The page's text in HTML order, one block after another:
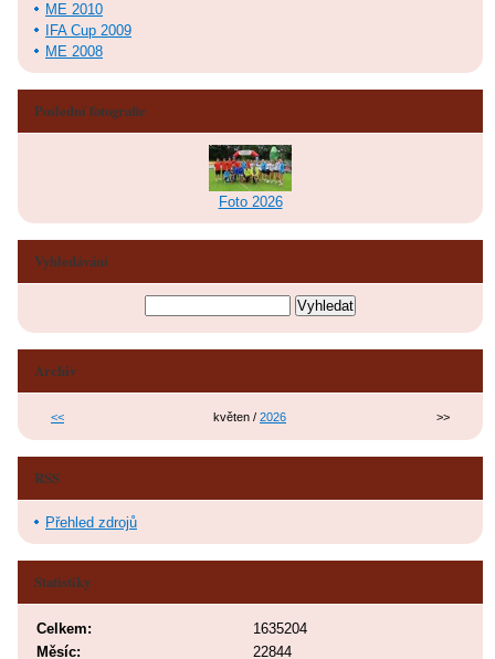
ME 2010
IFA Cup 2009
ME 2008
Poslední fotografie
Foto 2026
Vyhledávání
Archiv
<< květen / 2026 >>
RSS
Přehled zdrojů
Statistiky
Celkem:
1635204
Měsíc:
22844